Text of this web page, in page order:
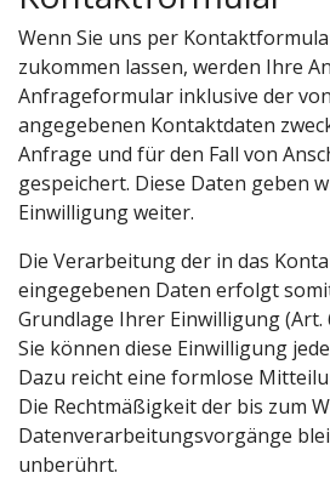
Wenn Sie uns per
zukommen lassen, werden Ihre
Anfrageformular inklusive der
angegebenen Kontaktdaten
Anfrage und für den Fall von
gespeichert. Diese Daten geben
Einwilligung weiter.
Die Verarbeitung der in das
eingegebenen Daten erfolgt
Grundlage Ihrer Einwilligung (Art.
Sie können diese Einwilligung
Dazu reicht eine formlose
Die Rechtmäßigkeit der bis zum
Datenverarbeitungsvorgänge
unberührt.